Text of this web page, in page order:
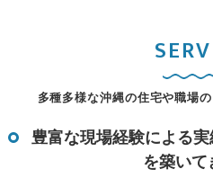
多種多様な沖縄の住宅や職場
豊富な現場経験による
を築い